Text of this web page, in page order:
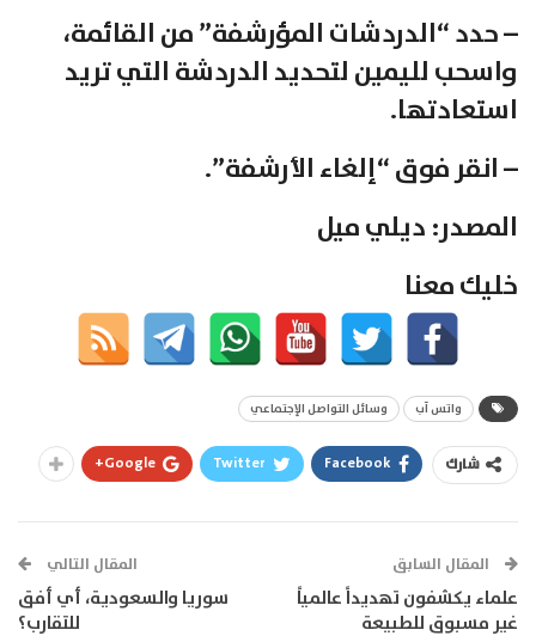
– حدد “الدردشات المؤرشفة” من القائمة،
واسحب لليمين لتحديد الدردشة التي تريد
استعادتها.
– انقر فوق “إلغاء الأرشفة”.
المصدر: ديلي ميل
خليك معنا
واتس آب وسائل التواصل الإجتماعي
شارك Facebook
Twitter
Google+
المقال السابق
علماء يكشفون تهديداً عالمياً
غير مسبوق للطبيعة
المقال التالي
سوريا والسعودية، أي أفق
للتقارب؟